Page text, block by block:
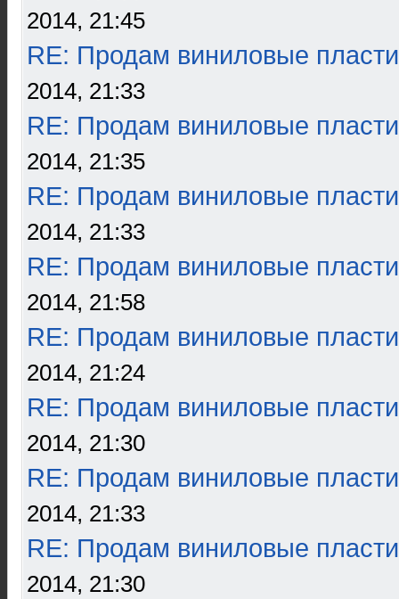
2014, 21:45
RE: Продам виниловые
2014, 21:33
RE: Продам виниловые
2014, 21:35
RE: Продам виниловые
2014, 21:33
RE: Продам виниловые
2014, 21:58
RE: Продам виниловые
2014, 21:24
RE: Продам виниловые
2014, 21:30
RE: Продам виниловые
2014, 21:33
RE: Продам виниловые
2014, 21:30